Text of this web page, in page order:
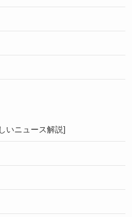
いニュース解説]